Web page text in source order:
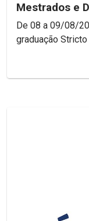
Mestrados e
De 08 a 09/08/
graduação Stricto